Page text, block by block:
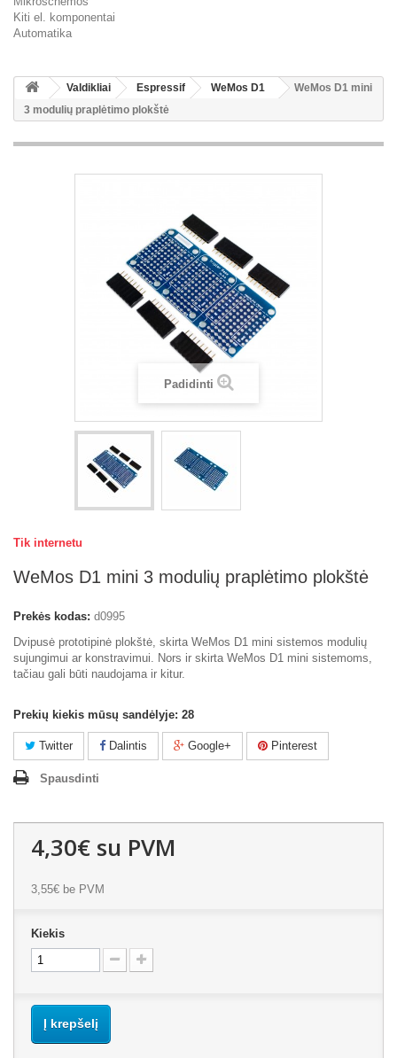
Kiti el. komponentai
Automatika
Valdikliai Espressif WeMos D1
WeMos D1 mini
3 modulių praplėtimo plokštė
Padidinti
Tik internetu
WeMos D1 mini 3 modulių praplėtimo plokštė
Prekės kodas: d0995
Dvipusė prototipinė plokštė, skirta WeMos D1 mini sistemos modulių
sujungimui ar konstravimui. Nors ir skirta WeMos D1 mini sistemoms,
tačiau gali būti naudojama ir kitur.
Prekių kiekis mūsų sandėlyje: 28
Twitter Dalintis Google+ Pinterest
Spausdinti
4,30€ su PVM
3,55€ be PVM
Kiekis
Į krepšelį